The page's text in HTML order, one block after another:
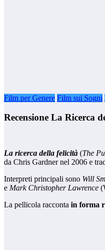
Film per Genere Film sui Sogni
Recensione La Ricerca
La ricerca della felicità (The
da Chris Gardner nel 2006 e
Interpreti principali sono Will
e Mark Christopher Lawrence
La pellicola racconta in forma